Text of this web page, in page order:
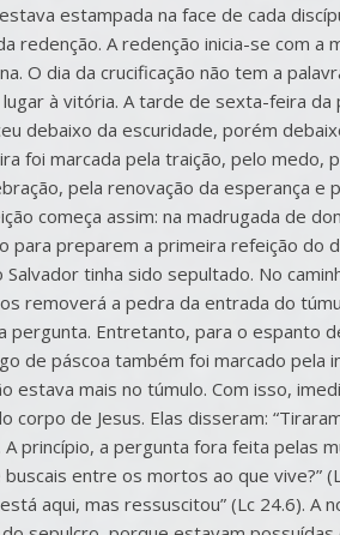
estampada na face de cada
redenção. A redenção inicia-se com
O dia da crucificação não tem a
à vitória. A tarde de sexta-feira
debaixo da escuridade, porém
foi marcada pela traição, pelo medo,
pela renovação da esperança
começa assim: na madrugada de
para preparem a primeira refeição do
Salvador tinha sido sepultado. No
removerá a pedra da entrada do
pergunta. Entretanto, para o espanto
de páscoa também foi marcado pela
estava mais no túmulo. Com isso,
corpo de Jesus. Elas disseram:
A princípio, a pergunta fora feita pelas
buscais entre os mortos ao que vive?”
está aqui, mas ressuscitou” (Lc 24.6).